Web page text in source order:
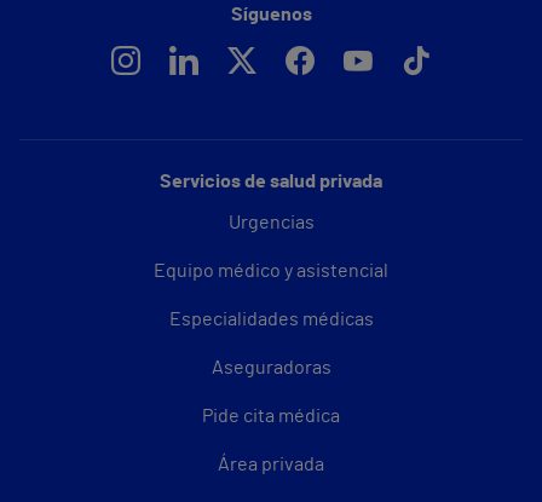
Servicios de salud privada
Urgencias
Equipo médico y asistencial
Especialidades médicas
Aseguradoras
Pide cita médica
Área privada
Síguenos